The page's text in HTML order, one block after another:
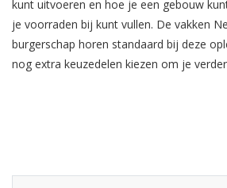
kunt uitvoeren en hoe je een gebouw
je voorraden bij kunt vullen. De vakken
burgerschap horen standaard bij deze
nog extra keuzedelen kiezen om je